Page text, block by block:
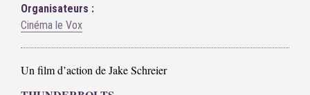
Organisateurs :
Cinéma le Vox
Un film d’action de Jake Schreier